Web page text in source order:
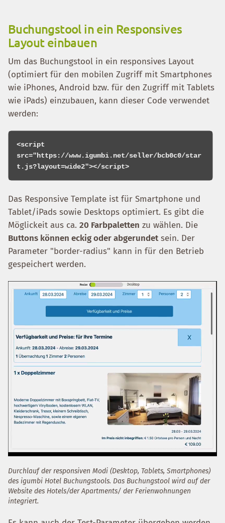
Buchungstool in ein Responsives
Layout einbauen
Um das Buchungstool in ein responsives Layout
(optimiert für den mobilen Zugriff mit Smartphones
wie iPhones, Android bzw. für den Zugriff mit Tablets
wie iPads) einzubauen, kann dieser Code verwendet
werden:
<script
src="https://www.igumbi.net/seller/bcb0c0/star
Das Responsive Template ist für Smartphone und
Tablet/iPads sowie Desktops optimiert. Es gibt die
Möglickeit aus ca. 20 Farbpaletten zu wählen. Die
Buttons können eckig oder abgerundetsein. Der
Parameter "border-radius" kann in für den Betrieb
gespeichert werden.
Durchlauf der responsiven Modi (Desktop, Tablets, Smartphones)
des igumbi Hotel Buchungstools. Das Buchungstool wird auf der
Website des Hotels/der Apartments/ der Ferienwohnungen
integriert.